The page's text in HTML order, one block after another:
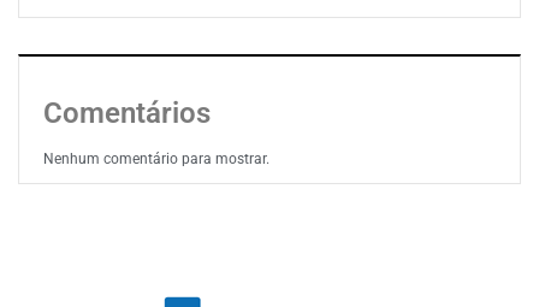
Comentários
Nenhum comentário para mostrar.